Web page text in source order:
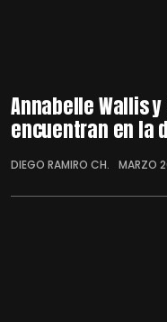
Annabelle Wallis
encuentran en la
DIEGO RAMIRO CH. MARZO